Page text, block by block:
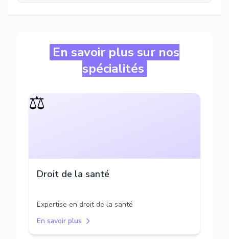
En savoir plus sur nos
spécialités
⚖️
Droit de la santé
Expertise en droit de la santé
En savoir plus